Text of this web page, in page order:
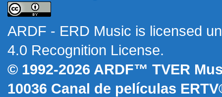
ARDF - ERD Music is licensed
4.0 Recognition License.
© 1992-2026 ARDF™ TVER
10036 Canal de películas